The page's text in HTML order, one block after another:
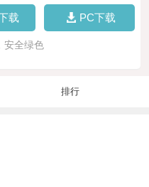
载 PC下载
安全绿色
排行